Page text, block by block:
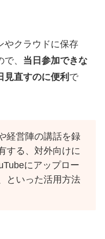
やクラウドに保存
、 当日参加できな
見直すのに便利 で
経営陣の講話を録
する、対外向けに
にアップロー
といった活用方法